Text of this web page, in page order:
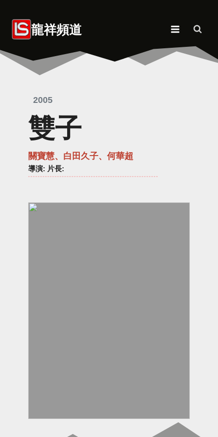
content 龍祥頻道
2005
雙子
關寶慧、白田久子、何華超
導演: 片長: